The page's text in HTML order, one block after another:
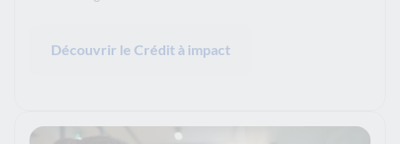
Découvrir le Crédit à impact